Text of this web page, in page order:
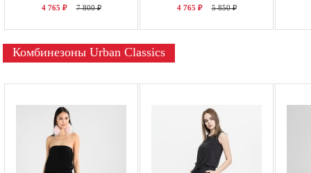
4 765 ₽ 7 800 ₽ 4 765 ₽ 5 850 ₽
Комбинезоны Urban Classics